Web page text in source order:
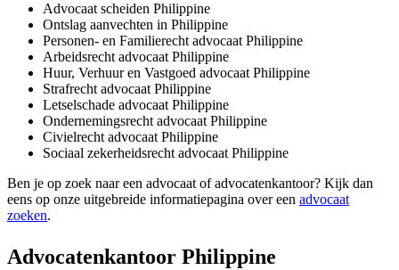
Advocaat scheiden Philippine
Ontslag aanvechten in Philippine
Personen- en Familierecht advocaat Philippine
Arbeidsrecht advocaat Philippine
Huur, Verhuur en Vastgoed advocaat Philippine
Strafrecht advocaat Philippine
Letselschade advocaat Philippine
Ondernemingsrecht advocaat Philippine
Civielrecht advocaat Philippine
Sociaal zekerheidsrecht advocaat Philippine
Ben je op zoek naar een advocaat of advocatenkantoor? Kijk dan
eens op onze uitgebreide informatiepagina over een advocaat
zoeken.
Advocatenkantoor Philippine